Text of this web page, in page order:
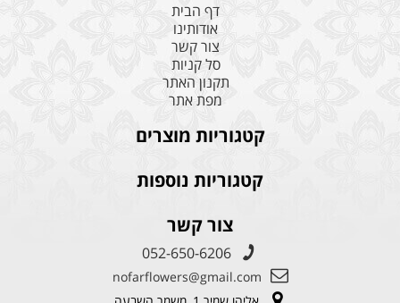
דף הבית
אודותינו
צור קשר
סל קניות
תקנון האתר
מפת אתר
קטגוריות מוצרים
קטגוריות נוספות
צור קשר
052-650-6206
nofarflowers@gmail.com